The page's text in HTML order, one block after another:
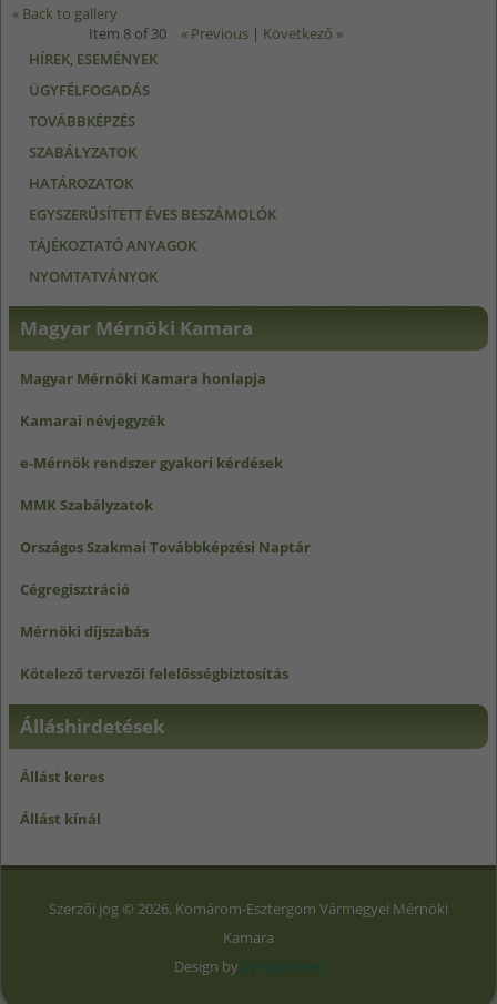
« Back to gallery
Item 8 of 30
« Previous | Következő »
HÍREK, ESEMÉNYEK
ÜGYFÉLFOGADÁS
TOVÁBBKÉPZÉS
SZABÁLYZATOK
HATÁROZATOK
EGYSZERŰSÍTETT ÉVES BESZÁMOLÓK
TÁJÉKOZTATÓ ANYAGOK
NYOMTATVÁNYOK
Magyar Mérnöki Kamara
Magyar Mérnöki Kamara honlapja
Kamarai névjegyzék
e-Mérnök rendszer gyakori kérdések
MMK Szabályzatok
Országos Szakmai Továbbképzési Naptár
Cégregisztráció
Mérnöki díjszabás
Kötelező tervezői felelősségbiztosítás
Álláshirdetések
Állást keres
Állást kínál
Szerzői jog © 2026, Komárom-Esztergom Vármegyei Mérnöki
Kamara
Design by Zymphonies